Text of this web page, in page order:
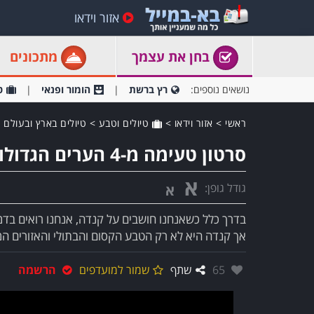
אזור וידאו
בחן את עצמך מתכונים
נושאים נוספים: רץ ברשת הומור ופנאי
ראשי > אזור וידאו > טיולים וטבע > טיולים בארץ ובעולם
סרטון טעימה מ-4 הערים הגדולות של קנדה
גודל גופן: א א
בדרך כלל כשאנחנו חושבים על קנדה, אנחנו רואים
אך קנדה היא לא רק הטבע הקסום והבתולי והאזורים
אהבו:
65 שתף שמור למועדפים הרשמה